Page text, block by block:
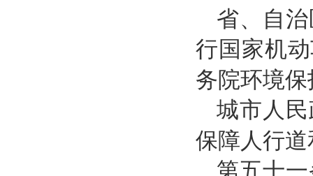
省、自
行国家机
务院环境
城市人
保障人行
第五十